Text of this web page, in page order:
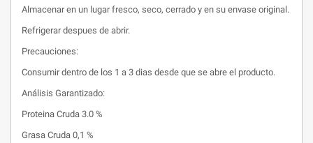
Almacenar en un lugar fresco, seco, cerrado y en su envase original.
Refrigerar despues de abrir.
Precauciones:
Consumir dentro de los 1 a 3 dias desde que se abre el producto.
Análisis Garantizado:
Proteina Cruda 3.0 %
Grasa Cruda 0,1 %